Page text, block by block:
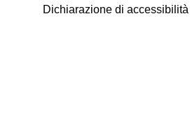
Dichiarazione di